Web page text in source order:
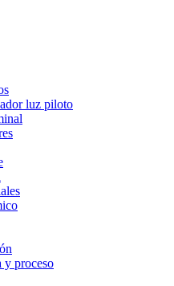
luz piloto
y proceso